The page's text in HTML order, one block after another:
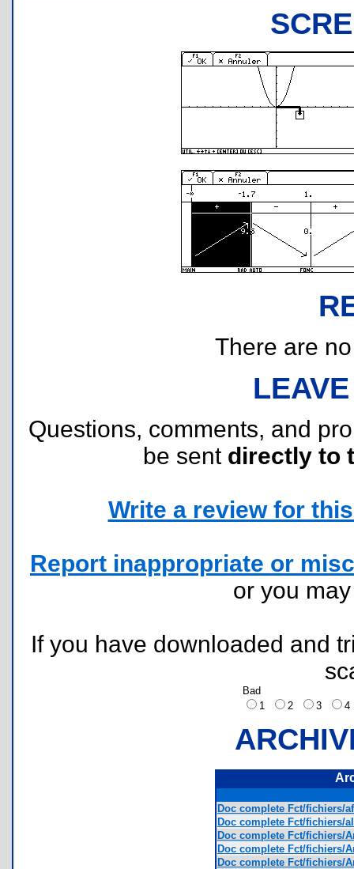
There are
Questions, comments, and
be sent directly to
Write a review for
Report inappropriate or
or you
If you have downloaded and
Bad
1
2 3
Doc complete Fct/fichiers/
Doc complete Fct/fichiers/
Doc complete Fct/fichiers/
Doc complete Fct/fichiers/
Doc complete Fct/fichiers/